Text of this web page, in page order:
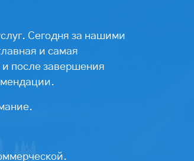
Сегодня за нашими
и самая
после завершения